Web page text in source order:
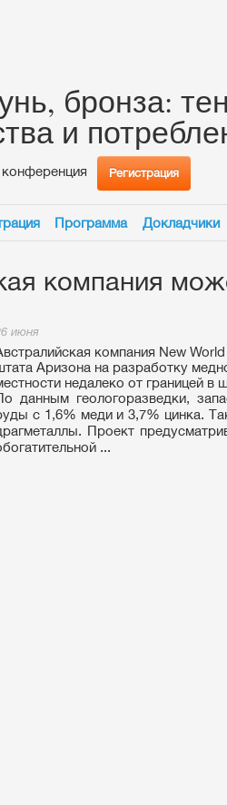
бронза:
и
Регистрация
Программа Докладчики
компания
июня
компания New
Аризона на разработку
недалеко от границей в
данным геологоразведки,
с 1,6% меди и 3,7% цинка.
Проект
...